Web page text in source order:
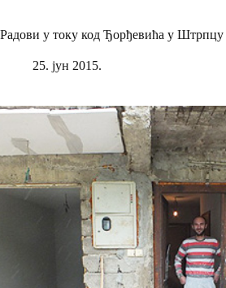
Радови у току код Ђорђевића у Штрпцу
25. јун 2015.